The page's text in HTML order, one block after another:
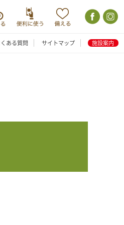
くある質問 サイトマップ 施設案内